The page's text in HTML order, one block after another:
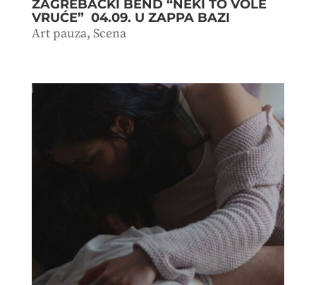
ZAGREBAČKI BEND “NEKI TO VOLE
VRUĆE” 04.09. U ZAPPA BAZI
Art pauza, Scena